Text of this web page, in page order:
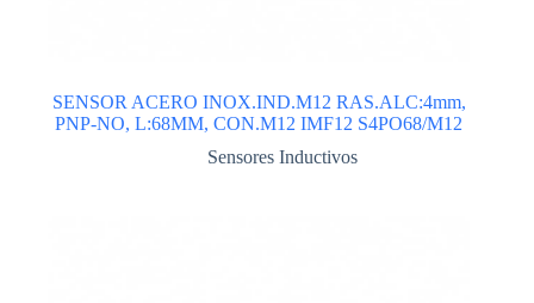
SENSOR ACERO INOX.IND.M12 RAS.ALC:4mm,
PNP-NO, L:68MM, CON.M12 IMF12 S4PO68/M12
Sensores Inductivos